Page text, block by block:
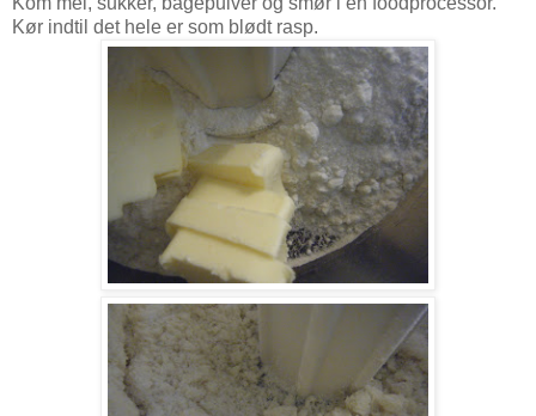
Kør indtil det hele er som blødt rasp.